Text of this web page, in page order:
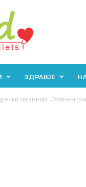
ЗДРАВЈЕ
теганици…Омилен